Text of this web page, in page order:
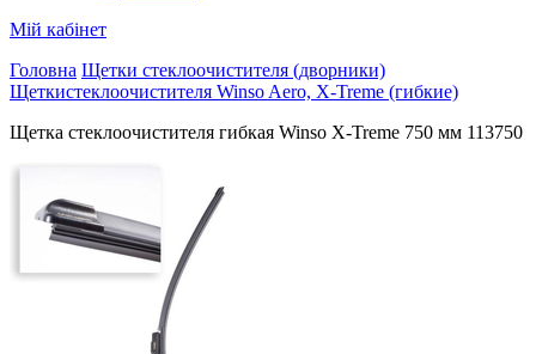
Мій кабінет
Головна Щетки стеклоочистителя (дворники)
Щеткистеклоочистителя Winso Aero, X-Treme (гибкие)
Щетка стеклоочистителя гибкая Winso X-Treme 750 мм 113750